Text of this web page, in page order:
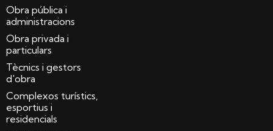
Obra pública i
administracions
Obra privada i
particulars
Tècnics i gestors
d'obra
Complexos turístics,
esportius i
residencials